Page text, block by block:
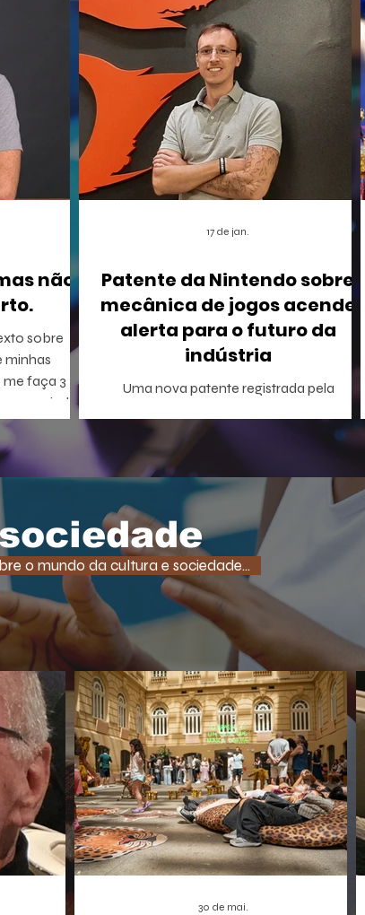
não
sobre
me faça 3
Patente da Nintendo sobre
mecânica de jogos acende
alerta para o futuro da
indústria
Uma nova patente registrada pela
causando um rebuliço no mundo dos
games. A empresa conseguiu o registro de
uma mecânica de invocação de
personagens secundários durante o jogo,
uma função super comum em RPGs e
jogos de ação. A medida, que pode afetar o
desenvolvimento de centenas de futuros
títulos, é vista como um risco,
especialmente para os estúdios
independentes.
17 de jan.
o mundo da cultura e sociedade...
30 de mai.